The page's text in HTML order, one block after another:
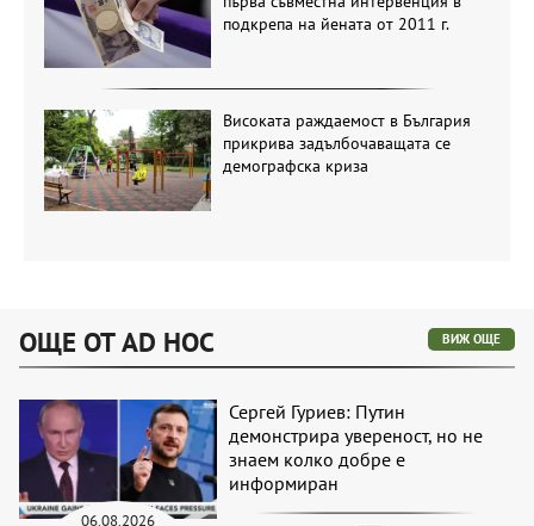
подкрепа на йената от 2011 г.
Високата раждаемост в България
прикрива задълбочаващата се
демографска криза
ОЩЕ ОТ AD HOC ВИЖ ОЩЕ
06.08.2026
Сергей Гуриев: Путин
демонстрира увереност, но не
знаем колко добре е
информиран